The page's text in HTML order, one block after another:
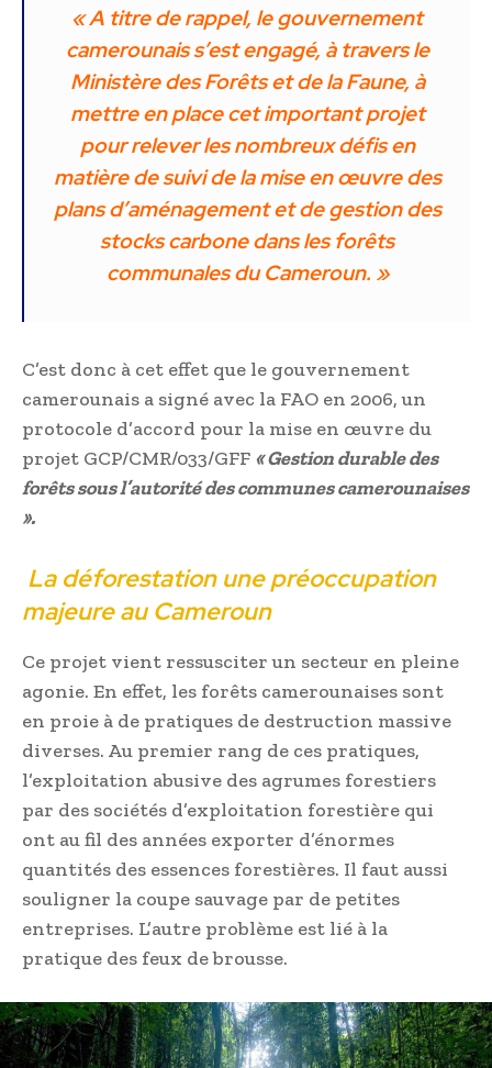
« A titre de rappel, le gouvernement
camerounais s’est engagé, à travers le
Ministère des Forêts et de la Faune, à
mettre en place cet important projet
pour relever les nombreux défis en
matière de suivi de la mise en œuvre des
plans d’aménagement et de gestion des
stocks carbone dans les forêts
communales du Cameroun. »
C’est donc à cet effet que le gouvernement
camerounais a signé avec la FAO en 2006, un
protocole d’accord pour la mise en œuvre du
projet GCP/CMR/033/GFF « Gestion durable des
forêts sous l’autorité des communes camerounaises
».
La déforestation une préoccupation
majeure au Cameroun
Ce projet vient ressusciter un secteur en pleine
agonie. En effet, les forêts camerounaises sont
en proie à de pratiques de destruction massive
diverses. Au premier rang de ces pratiques,
l’exploitation abusive des agrumes forestiers
par des sociétés d’exploitation forestière qui
ont au fil des années exporter d’énormes
quantités des essences forestières. Il faut aussi
souligner la coupe sauvage par de petites
entreprises. L’autre problème est lié à la
pratique des feux de brousse.